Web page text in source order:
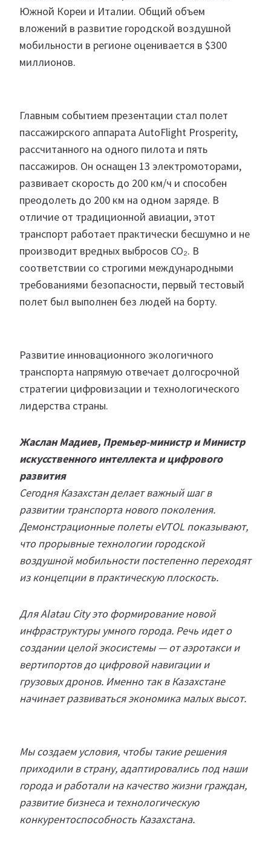
Южной Кореи и Италии. Общий объем
вложений в развитие городской воздушной
мобильности в регионе оценивается в $300
миллионов.
Главным событием презентации стал полет
пассажирского аппарата AutoFlight Prosperity,
рассчитанного на одного пилота и пять
пассажиров. Он оснащен 13 электромоторами,
развивает скорость до 200 км/ч и способен
преодолеть до 200 км на одном заряде. В
отличие от традиционной авиации, этот
транспорт работает практически бесшумно и не
производит вредных выбросов CO₂. В
соответствии со строгими международными
требованиями безопасности, первый тестовый
полет был выполнен без людей на борту.
Развитие инновационного экологичного
транспорта напрямую отвечает долгосрочной
стратегии цифровизации и технологического
лидерства страны.
Жаслан Мадиев, Премьер-министр и Министр
искусственного интеллекта и цифрового
развития
Сегодня Казахстан делает важный шаг в
развитии транспорта нового поколения.
Демонстрационные полеты eVTOL показывают,
что прорывные технологии городской
воздушной мобильности постепенно переходят
из концепции в практическую плоскость.
Для Alatau City это формирование новой
инфраструктуры умного города. Речь идет о
создании целой экосистемы — от аэротакси и
вертипортов до цифровой навигации и
грузовых дронов. Именно так в Казахстане
начинает развиваться экономика малых высот.
Мы создаем условия, чтобы такие решения
приходили в страну, адаптировались под наши
города и работали на качество жизни граждан,
развитие бизнеса и технологическую
конкурентоспособность Казахстана.